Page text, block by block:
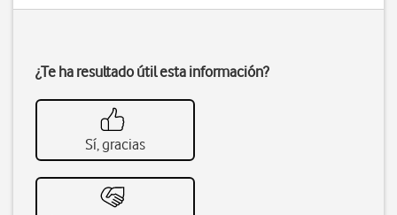
¿Te ha resultado útil esta información?
Sí, gracias